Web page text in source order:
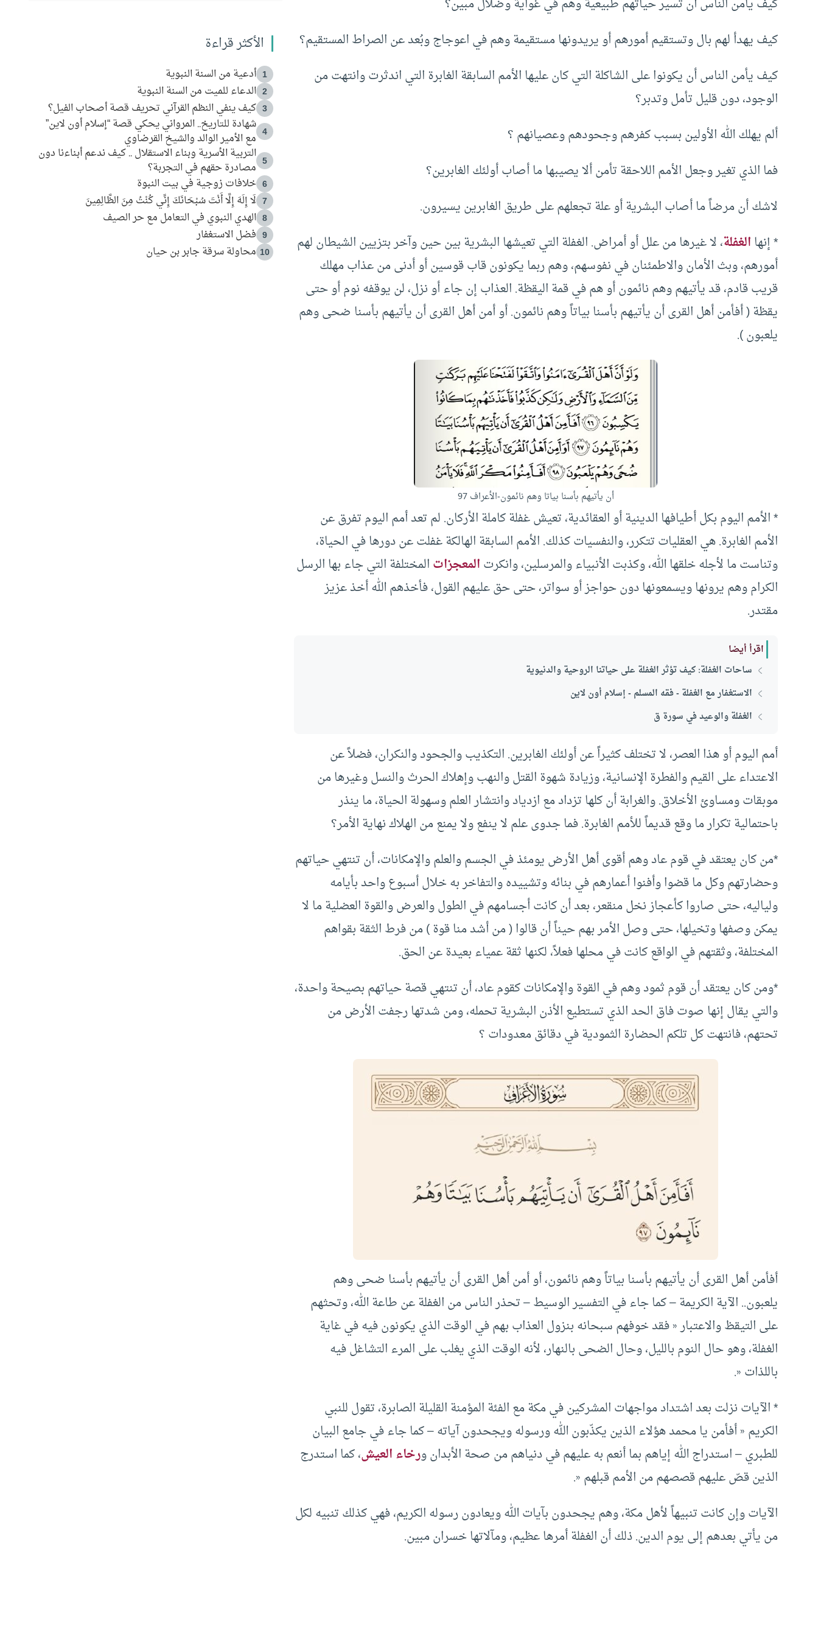
كيف يأمن الناس أن تسير حياتهم طبيعية وهم في غواية وضلال مبين؟
كيف يهدأ لهم بال وتستقيم أمورهم أو يريدونها مستقيمة وهم في اعوجاج وبُعد عن الصراط المستقيم؟
كيف يأمن الناس أن يكونوا على الشاكلة التي كان عليها الأمم السابقة الغابرة التي اندثرت وانتهت من
الوجود، دون قليل تأمل وتدبر؟
ألم يهلك الله الأولين بسبب كفرهم وجحودهم وعصيانهم ؟
فما الذي تغير وجعل الأمم اللاحقة تأمن ألا يصيبها ما أصاب أولئك الغابرين؟
لاشك أن مرضاً ما أصاب البشرية أو علة تجعلهم على طريق الغابرين يسيرون.
* إنهاالغفلة، لا غيرها من علل أو أمراض. الغفلة التي تعيشها البشرية بين حين وآخر بتزيين الشيطان لهم
أمورهم، وبث الأمان والاطمئنان في نفوسهم، وهم ربما يكونون قاب قوسين أو أدنى من عذاب مهلك
قريب قادم، قد يأتيهم وهم نائمون أو هم في قمة اليقظة. العذاب إن جاء أو نزل، لن يوقفه نوم أو حتى
يقظة ( أفأمن أهل القرى أن يأتيهم بأسنا بياتاً وهم نائمون. أو أمن أهل القرى أن يأتيهم بأسنا ضحى وهم
يلعبون ).
أن يأتيهم بأسنا بياتا وهم نائمون-الأعراف 97
* الأمم اليوم بكل أطيافها الدينية أو العقائدية، تعيش غفلة كاملة الأركان. لم تعد أمم اليوم تفرق عن
الأمم الغابرة. هي العقليات تتكرر، والنفسيات كذلك. الأمم السابقة الهالكة غفلت عن دورها في الحياة،
وتناست ما لأجله خلقها الله، وكذبت الأنبياء والمرسلين، وانكرتالمعجزاتالمختلفة التي جاء بها الرسل
الكرام وهم يرونها ويسمعونها دون حواجز أو سواتر، حتى حق عليهم القول، فأخذهم الله أخذ عزيز
مقتدر.
اقرأ أيضا
ساحات الغفلة: كيف تؤثر الغفلة على حياتنا الروحية والدنيوية
الاستغفار مع الغفلة - فقه المسلم - إسلام أون لاين
الغفلة والوعيد في سورة ق
أمم اليوم أو هذا العصر، لا تختلف كثيراً عن أولئك الغابرين. التكذيب والجحود والنكران، فضلاً عن
الاعتداء على القيم والفطرة الإنسانية، وزيادة شهوة القتل والنهب وإهلاك الحرث والنسل وغيرها من
موبقات ومساوئ الأخلاق. والغرابة أن كلها تزداد مع ازدياد وانتشار العلم وسهولة الحياة، ما ينذر
باحتمالية تكرار ما وقع قديماً للأمم الغابرة. فما جدوى علم لا ينفع ولا يمنع من الهلاك نهاية الأمر؟
*من كان يعتقد في قوم عاد وهم أقوى أهل الأرض يومئذ في الجسم والعلم والإمكانات، أن تنتهي حياتهم
وحضارتهم وكل ما قضوا وأفنوا أعمارهم في بنائه وتشييده والتفاخر به خلال أسبوع واحد بأيامه
ولياليه، حتى صاروا كأعجاز نخل منقعر، بعد أن كانت أجسامهم في الطول والعرض والقوة العضلية ما لا
يمكن وصفها وتخيلها، حتى وصل الأمر بهم حيناً أن قالوا ( من أشد منا قوة ) من فرط الثقة بقواهم
المختلفة، وثقتهم في الواقع كانت في محلها فعلاً، لكنها ثقة عمياء بعيدة عن الحق.
*ومن كان يعتقد أن قوم ثمود وهم في القوة والإمكانات كقوم عاد، أن تنتهي قصة حياتهم بصيحة واحدة،
والتي يقال إنها صوت فاق الحد الذي تستطيع الأذن البشرية تحمله، ومن شدتها رجفت الأرض من
تحتهم، فانتهت كل تلكم الحضارة الثمودية في دقائق معدودات ؟
أفأمن أهل القرى أن يأتيهم بأسنا بياتاً وهم نائمون، أو أمن أهل القرى أن يأتيهم بأسنا ضحى وهم
يلعبون.. الآية الكريمة – كما جاء في التفسير الوسيط – تحذر الناس من الغفلة عن طاعة الله، وتحثهم
على التيقظ والاعتبار « فقد خوفهم سبحانه بنزول العذاب بهم في الوقت الذي يكونون فيه في غاية
الغفلة، وهو حال النوم بالليل، وحال الضحى بالنهار، لأنه الوقت الذي يغلب على المرء التشاغل فيه
باللذات «.
* الآيات نزلت بعد اشتداد مواجهات المشركين في مكة مع الفئة المؤمنة القليلة الصابرة، تقول للنبي
الكريم « أفأمن يا محمد هؤلاء الذين يكذّبون الله ورسوله ويجحدون آياته – كما جاء في جامع البيان
للطبري – استدراج الله إياهم بما أنعم به عليهم في دنياهم من صحة الأبدان ورخاء العيش، كما استدرج
الذين قصّ عليهم قصصهم من الأمم قبلهم «.
الآيات وإن كانت تنبيهاً لأهل مكة، وهم يجحدون بآيات الله ويعادون رسوله الكريم، فهي كذلك تنبيه لكل
من يأتي بعدهم إلى يوم الدين. ذلك أن الغفلة أمرها عظيم، ومآلاتها خسران مبين.
الأكثر قراءة
1 أدعية من السنة النبوية
2 الدعاء للميت من السنة النبوية
3 كيف ينفي النظم القرآني تحريف قصة أصحاب الفيل؟
4
شهادة للتاريخ.. المرواني يحكي قصة “إسلام أون لاين”
مع الأمير الوالد والشيخ القرضاوي
5
التربية الأسرية وبناء الاستقلال .. كيف ندعم أبناءنا دون
مصادرة حقهم في التجربة؟
6 خلافات زوجية في بيت النبوة
7 لَا إِلَهَ إِلَّا أَنْتَ سُبْحَانَكَ إِنِّي كُنْتُ مِنَ الظَّالِمِينَ
8 الهدي النبوي في التعامل مع حر الصيف
9 فضل الاستغفار
10 محاولة سرقة جابر بن حيان